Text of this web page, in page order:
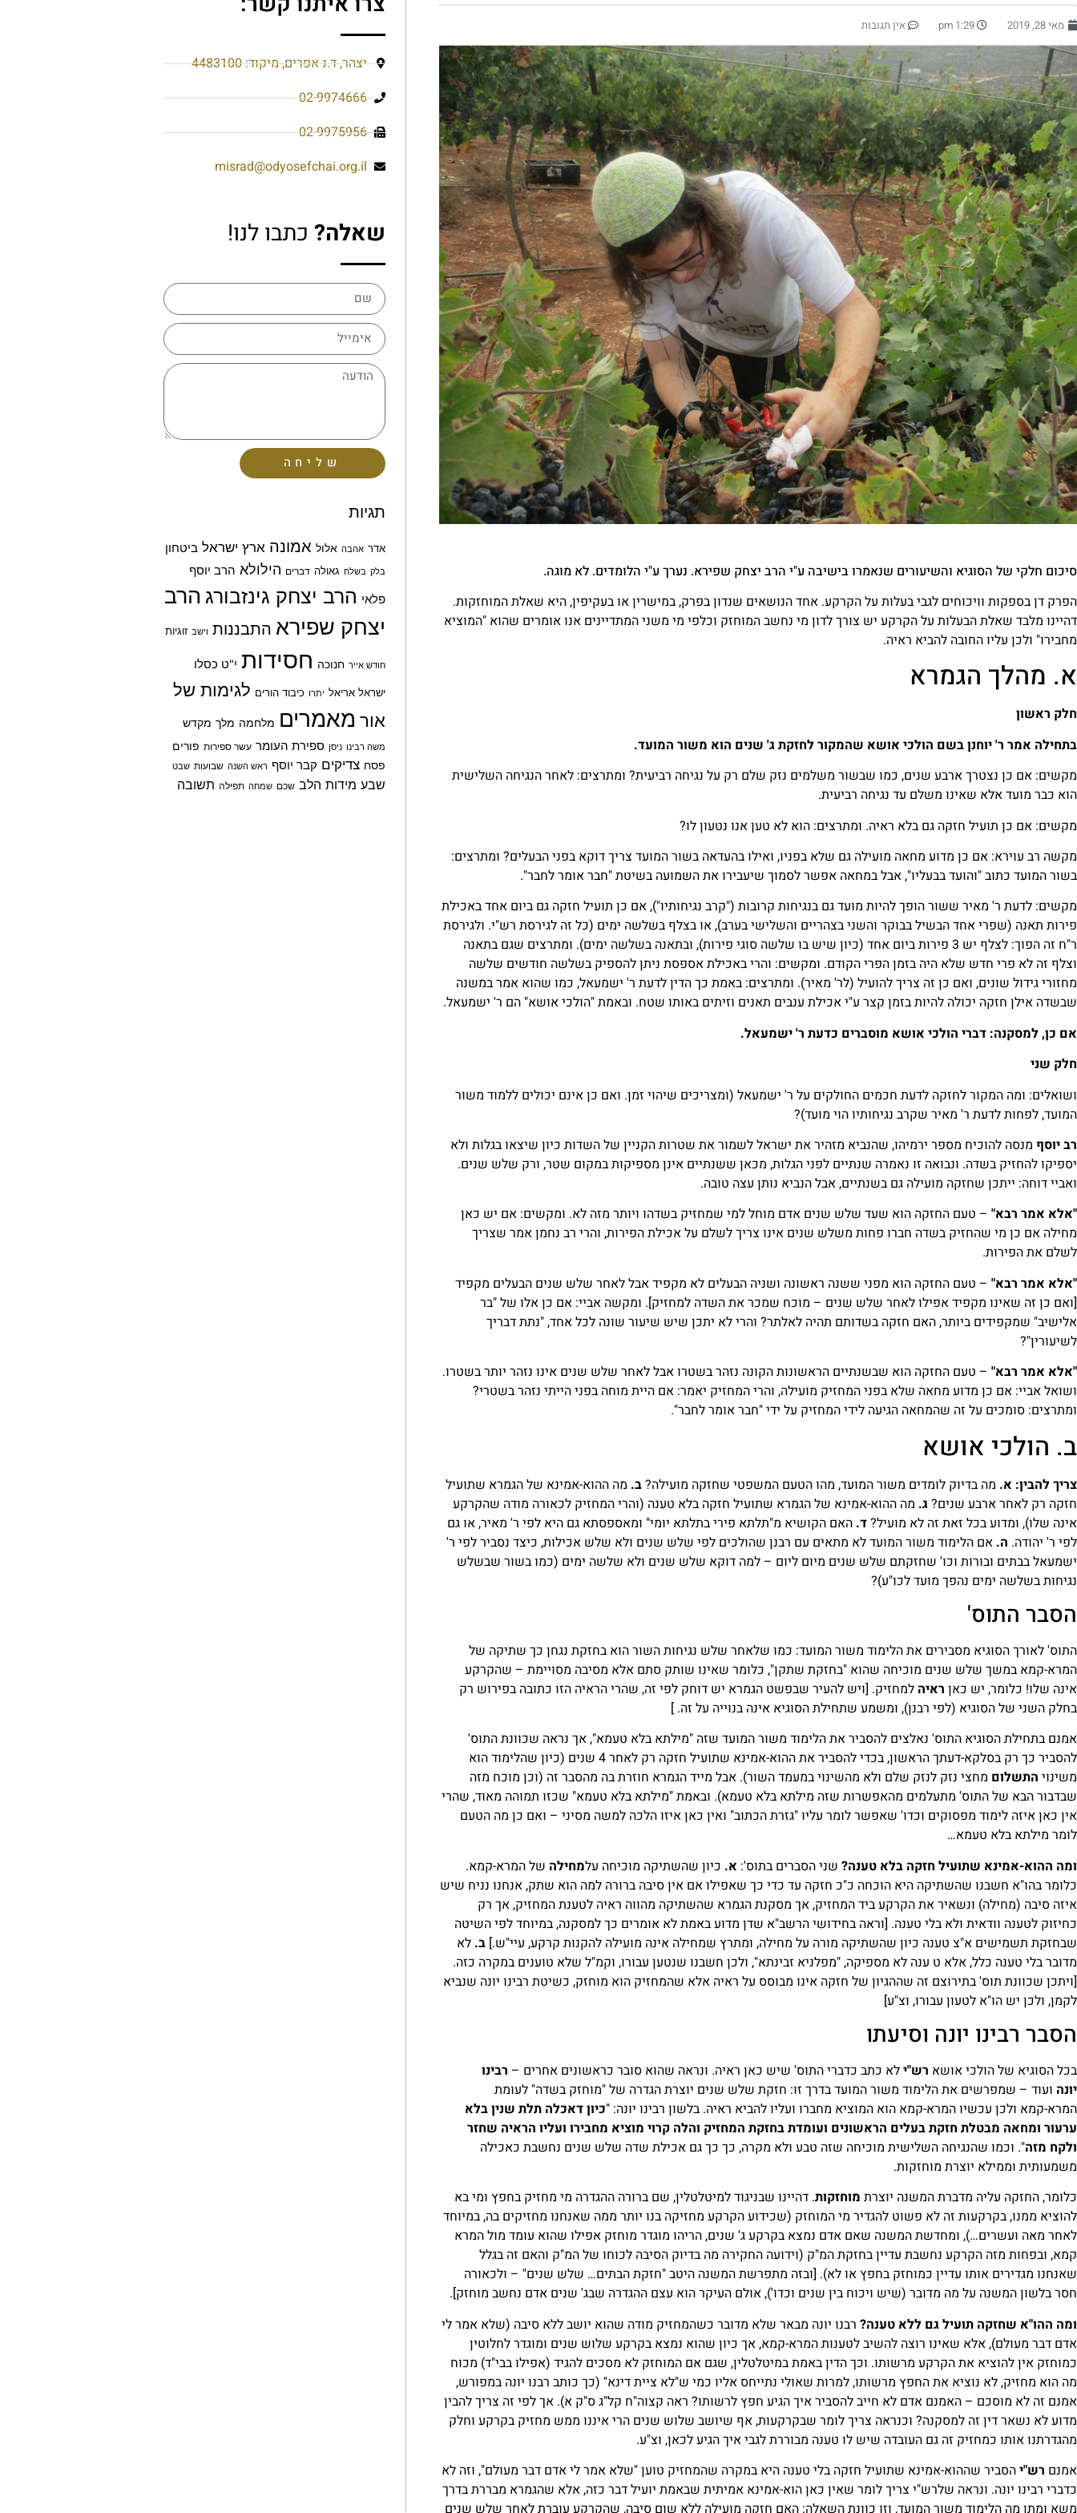
מאי 28, 2019 1:29 pm אין תגובות
סיכום חלקי של הסוגיא והשיעורים שנאמרו בישיבה ע"י הרב יצחק שפירא. נערך ע"י הלומדים. לא מוגה.
הפרק דן בספקות וויכוחים לגבי בעלות על הקרקע. אחד הנושאים שנדון בפרק, במישרין או בעקיפין, היא שאלת המוחזקות.
דהיינו מלבד שאלת הבעלות על הקרקע יש צורך לדון מי נחשב המוחזק וכלפי מי משני המתדיינים אנו אומרים שהוא "המוציא
מחבירו" ולכן עליו החובה להביא ראיה.
א. מהלך הגמרא
חלק ראשון
בתחילה אמר ר' יוחנן בשם הולכי אושא שהמקור לחזקת ג' שנים הוא משור המועד.
מקשים: אם כן נצטרך ארבע שנים, כמו שבשור משלמים נזק שלם רק על נגיחה רביעית? ומתרצים: לאחר הנגיחה השלישית
הוא כבר מועד אלא שאינו משלם עד נגיחה רביעית.
מקשים: אם כן תועיל חזקה גם בלא ראיה. ומתרצים: הוא לא טען אנו נטעון לו?
מקשה רב עוירא: אם כן מדוע מחאה מועילה גם שלא בפניו, ואילו בהעדאה בשור המועד צריך דוקא בפני הבעלים? ומתרצים:
בשור המועד כתוב "והועד בבעליו", אבל במחאה אפשר לסמוך שיעבירו את השמועה בשיטת "חבר אומר לחבר".
מקשים: לדעת ר' מאיר ששור הופך להיות מועד גם בנגיחות קרובות ("קרב נגיחותיו"), אם כן תועיל חזקה גם ביום אחד באכילת
פירות תאנה (שפרי אחד הבשיל בבוקר והשני בצהריים והשלישי בערב), או בצלף בשלשה ימים (כל זה לגירסת רש"י. ולגירסת
ר"ח זה הפוך: לצלף יש 3 פירות ביום אחד (כיון שיש בו שלשה סוגי פירות), ובתאנה בשלשה ימים). ומתרצים שגם בתאנה
וצלף זה לא פרי חדש שלא היה בזמן הפרי הקודם. ומקשים: והרי באכילת אספסת ניתן להספיק בשלשה חודשים שלשה
מחזורי גידול שונים, ואם כן זה צריך להועיל (לר' מאיר). ומתרצים: באמת כך הדין לדעת ר' ישמעאל, כמו שהוא אמר במשנה
שבשדה אילן חזקה יכולה להיות בזמן קצר ע"י אכילת ענבים תאנים וזיתים באותו שטח. ובאמת "הולכי אושא" הם ר' ישמעאל.
אם כן, למסקנה: דברי הולכי אושא מוסברים כדעת ר' ישמעאל.
חלק שני
ושואלים: ומה המקור לחזקה לדעת חכמים החולקים על ר' ישמעאל (ומצריכים שיהוי זמן. ואם כן אינם יכולים ללמוד משור
המועד, לפחות לדעת ר' מאיר שקרב נגיחותיו הוי מועד)?
רב יוסף מנסה להוכיח מספר ירמיהו, שהנביא מזהיר את ישראל לשמור את שטרות הקניין של השדות כיון שיצאו בגלות ולא
יספיקו להחזיק בשדה. ונבואה זו נאמרה שנתיים לפני הגלות, מכאן ששנתיים אינן מספיקות במקום שטר, ורק שלש שנים.
ואביי דוחה: ייתכן שחזקה מועילה גם בשנתיים, אבל הנביא נותן עצה טובה.
"אלא אמר רבא" – טעם החזקה הוא שעד שלש שנים אדם מוחל למי שמחזיק בשדהו ויותר מזה לא. ומקשים: אם יש כאן
מחילה אם כן מי שהחזיק בשדה חברו פחות משלש שנים אינו צריך לשלם על אכילת הפירות, והרי רב נחמן אמר שצריך
לשלם את הפירות.
"אלא אמר רבא" – טעם החזקה הוא מפני ששנה ראשונה ושניה הבעלים לא מקפיד אבל לאחר שלש שנים הבעלים מקפיד
[ואם כן זה שאינו מקפיד אפילו לאחר שלש שנים – מוכח שמכר את השדה למחזיק]. ומקשה אביי: אם כן אלו של "בר
אלישיב" שמקפידים ביותר, האם חזקה בשדותם תהיה לאלתר? והרי לא יתכן שיש שיעור שונה לכל אחד, "נתת דבריך
לשיעורין"?
"אלא אמר רבא" – טעם החזקה הוא שבשנתיים הראשונות הקונה נזהר בשטרו אבל לאחר שלש שנים אינו נזהר יותר בשטרו.
ושואל אביי: אם כן מדוע מחאה שלא בפני המחזיק מועילה, והרי המחזיק יאמר: אם היית מוחה בפני הייתי נזהר בשטרי?
ומתרצים: סומכים על זה שהמחאה הגיעה לידי המחזיק על ידי "חבר אומר לחבר".
ב. הולכי אושא
צריך להבין: א. מה בדיוק לומדים משור המועד, מהו הטעם המשפטי שחזקה מועילה?ב. מה ההוא-אמינא של הגמרא שתועיל
חזקה רק לאחר ארבע שנים?ג. מה ההוא-אמינא של הגמרא שתועיל חזקה בלא טענה (והרי המחזיק לכאורה מודה שהקרקע
אינה שלו), ומדוע בכל זאת זה לא מועיל?ד. האם הקושיא מ"תלתא פירי בתלתא יומי" ומאספסתא גם היא לפי ר' מאיר, או גם
לפי ר' יהודה. ה. אם הלימוד משור המועד לא מתאים עם רבנן שהולכים לפי שלש שנים ולא שלש אכילות, כיצד נסביר לפי ר'
ישמעאל בבתים ובורות וכו' שחזקתם שלש שנים מיום ליום – למה דוקא שלש שנים ולא שלשה ימים (כמו בשור שבשלש
נגיחות בשלשה ימים נהפך מועד לכו"ע)?
הסבר התוס'
התוס' לאורך הסוגיא מסבירים את הלימוד משור המועד: כמו שלאחר שלש נגיחות השור הוא בחזקת נגחן כך שתיקה של
המרא-קמא במשך שלש שנים מוכיחה שהוא "בחזקת שתקן", כלומר שאינו שותק סתם אלא מסיבה מסויימת – שהקרקע
אינה שלו! כלומר, יש כאן ראיה למחזיק. [ויש להעיר שבפשט הגמרא יש דוחק לפי זה, שהרי הראיה הזו כתובה בפירוש רק
בחלק השני של הסוגיא (לפי רבנן), ומשמע שתחילת הסוגיא אינה בנוייה על זה. ]
אמנם בתחילת הסוגיא התוס' נאלצים להסביר את הלימוד משור המועד שזה "מילתא בלא טעמא", אך נראה שכוונת התוס'
להסביר כך רק בסלקא-דעתך הראשון, בכדי להסביר את ההוא-אמינא שתועיל חזקה רק לאחר 4 שנים (כיון שהלימוד הוא
משינוי התשלום מחצי נזק לנזק שלם ולא מהשינוי במעמד השור). אבל מייד הגמרא חוזרת בה מהסבר זה (וכן מוכח מזה
שבדבור הבא של התוס' מתעלמים מהאפשרות שזה מילתא בלא טעמא). ובאמת "מילתא בלא טעמא" שכזו תמוהה מאוד, שהרי
אין כאן איזה לימוד מפסוקים וכדו' שאפשר לומר עליו "גזרת הכתוב" ואין כאן איזו הלכה למשה מסיני – ואם כן מה הטעם
לומר מילתא בלא טעמא…
ומה ההוא-אמינא שתועיל חזקה בלא טענה? שני הסברים בתוס': א. כיון שהשתיקה מוכיחה עלמחילה של המרא-קמא.
כלומר בהו"א חשבנו שהשתיקה היא הוכחה כ"כ חזקה עד כדי כך שאפילו אם אין סיבה ברורה למה הוא שתק, אנחנו נניח שיש
איזה סיבה (מחילה) ונשאיר את הקרקע ביד המחזיק, אך מסקנת הגמרא שהשתיקה מהווה ראיה לטענת המחזיק, אך רק
כחיזוק לטענה וודאית ולא בלי טענה. [וראה בחידושי הרשב"א שדן מדוע באמת לא אומרים כך למסקנה, במיוחד לפי השיטה
שבחזקת תשמישים א"צ טענה כיון שהשתיקה מורה על מחילה, ומתרץ שמחילה אינה מועילה להקנות קרקע, עיי"ש.] ב. לא
מדובר בלי טענה כלל, אלא ט ענה לא מספיקה, "מפלניא זבינתא", ולכן חשבנו שנטען עבורו, וקמ"ל שלא טוענים במקרה כזה.
[ויתכן שכוונת תוס' בתירוצם זה שההגיון של חזקה אינו מבוסס על ראיה אלא שהמחזיק הוא מוחזק, כשיטת רבינו יונה שנביא
לקמן, ולכן יש הו"א לטעון עבורו, וצ"ע]
הסבר רבינו יונה וסיעתו
בכל הסוגיא של הולכי אושא רש"ילא כתב כדברי התוס' שיש כאן ראיה. ונראה שהוא סובר כראשונים אחרים – רבינו
יונה ועוד – שמפרשים את הלימוד משור המועד בדרך זו: חזקת שלש שנים יוצרת הגדרה של "מוחזק בשדה" לעומת
המרא-קמא ולכן עכשיו המרא-קמא הוא המוציא מחברו ועליו להביא ראיה. בלשון רבינו יונה: "כיון דאכלה תלת שנין בלא
ערעור ומחאה מבטלת חזקת בעלים הראשונים ועומדת בחזקת המחזיק והלה קרוי מוציא מחבירו ועליו הראיה שחזר
ולקח מזה". וכמו שהנגיחה השלישית מוכיחה שזה טבע ולא מקרה, כך כך גם אכילת שדה שלש שנים נחשבת כאכילה
משמעותית וממילא יוצרת מוחזקות.
כלומר, החזקה עליה מדברת המשנה יוצרת מוחזקות. דהיינו שבניגוד למיטלטלין, שם ברורה ההגדרה מי מחזיק בחפץ ומי בא
להוציא ממנו, בקרקעות זה לא פשוט להגדיר מי המוחזק (שכידוע הקרקע מחזיקה בנו יותר ממה שאנחנו מחזיקים בה, במיוחד
לאחר מאה ועשרים…), ומחדשת המשנה שאם אדם נמצא בקרקע ג' שנים, הריהו מוגדר מוחזק אפילו שהוא עומד מול המרא
קמא, ובפחות מזה הקרקע נחשבת עדיין בחזקת המ"ק (וידועה החקירה מה בדיוק הסיבה לכוחו של המ"ק והאם זה בגלל
שאנחנו מגדירים אותו עדיין כמוחזק בחפץ או לא). [ובזה מתפרשת המשנה היטב "חזקת הבתים… שלש שנים" – ולכאורה
חסר בלשון המשנה על מה מדובר (שיש ויכוח בין שנים וכדו'), אולם העיקר הוא עצם ההגדרה שבג' שנים אדם נחשב מוחזק].
ומה ההו"א שחזקה תועיל גם ללא טענה? רבנו יונה מבאר שלא מדובר כשהמחזיק מודה שהוא יושב ללא סיבה (שלא אמר לי
אדם דבר מעולם), אלא שאינו רוצה להשיב לטענות המרא-קמא, אך כיון שהוא נמצא בקרקע שלוש שנים ומוגדר לחלוטין
כמוחזק אין להוציא את הקרקע מרשותו. וכך הדין באמת במיטלטלין, שגם אם המוחזק לא מסכים להגיד (אפילו בבי"ד) מכוח
מה הוא מחזיק, לא נוציא את החפץ מרשותו, למרות שאולי נתייחס אליו כמי ש"לא ציית דינא" (כך כותב רבנו יונה במפורש,
אמנם זה לא מוסכם – האמנם אדם לא חייב להסביר איך הגיע חפץ לרשותו? ראה קצוה"ח קל"ג ס"ק א). אך לפי זה צריך להבין
מדוע לא נשאר דין זה למסקנה? וכנראה צריך לומר שבקרקעות, אף שיושב שלוש שנים הרי איננו ממש מחזיק בקרקע וחלק
מהגדרתנו אותו כמחזיק זה גם העובדה שיש לו טענה מבוררת לגבי איך הגיע לכאן, וצ"ע.
אמנם רש"יהסביר שההוא-אמינא שתועיל חזקה בלי טענה היא במקרה שהמחזיק טוען "שלא אמר לי אדם דבר מעולם", וזה לא
כדברי רבינו יונה. ונראה שלרש"י צריך לומר שאין כאן הוא-אמינא אמיתית שבאמת יועיל דבר כזה, אלא שהגמרא מבררת בדרך
יצהר, ד.נ אפרים, מיקוד: 4483100
02-9974666
02-9975956
misrad@odyosefchai.org.il
שאלה? כתבו לנו!
שליחה
תגיות
אדר אהבה אלול אמונה ארץ ישראל ביטחון
בלק בשלח גאולה דברים הילולא הרב יוסף
פלאי הרב יצחק גינזבורג הרב
יצחק שפירא התבננות וישב זוגיות
חודש אייר חנוכה חסידות י"ט כסלו
ישראל אריאל יתרו כיבוד הורים לגימות של
אור מאמרים מלחמה מלך מקדש
משה רבינו ניסן ספירת העומר עשר ספירות פורים
פסח צדיקים קבר יוסף ראש השנה שבועות שבט
שבע מידות הלב שכם שמחה תפילה תשובה